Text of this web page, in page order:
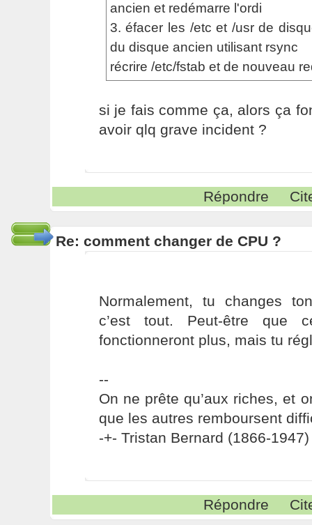
ancien et redémarre l'ordi
3. éfacer les /etc et /usr de
du disque ancien utilisant rsync
récrire /etc/fstab et de nouveau
si je fais comme ça, alors ça
avoir qlq grave incident ?
Répondre
Re: comment changer de CPU ?
Normalement, tu changes
c’est tout. Peut-être que
fonctionneront plus, mais tu
--
On ne prête qu’aux riches, et
que les autres remboursent
-+- Tristan Bernard (1866-1947)
Répondre